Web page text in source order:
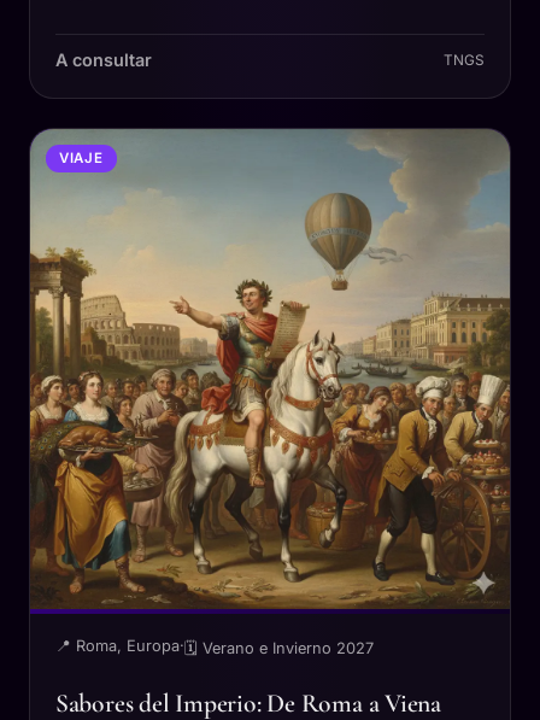
A consultar TNGS
VIAJE
📍 Roma, Europa· 🗓 Verano e Invierno 2027
Sabores del Imperio: De Roma a Viena